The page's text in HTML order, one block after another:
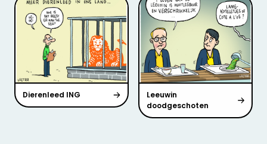
Dierenleed ING
Leeuwin
doodgeschoten